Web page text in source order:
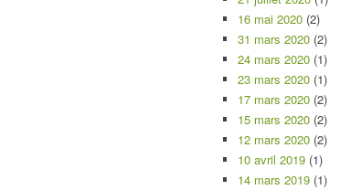
16 mai 2020 (2)
31 mars 2020 (2)
24 mars 2020 (1)
23 mars 2020 (1)
17 mars 2020 (2)
15 mars 2020 (2)
12 mars 2020 (2)
10 avril 2019 (1)
14 mars 2019 (1)